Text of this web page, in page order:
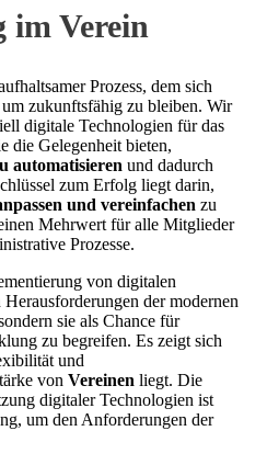
im Verein
Prozess, dem sich
zukunftsfähig zu bleiben. Wir
digitale Technologien für das
die Gelegenheit bieten,
automatisieren und dadurch
zum Erfolg liegt darin,
und vereinfachen zu
Mehrwert für alle Mitglieder
Prozesse.
von digitalen
der modernen
sie als Chance für
zu begreifen. Es zeigt sich
und
von Vereinen liegt. Die
digitaler Technologien ist
um den Anforderungen der